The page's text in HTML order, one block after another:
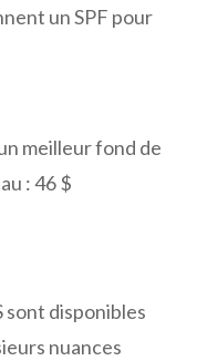
un SPF pour
meilleur fond de
: 46 $
sont disponibles
nuances